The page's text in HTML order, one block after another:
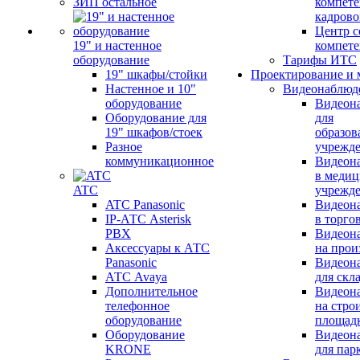
19" и настенное
оборудование
19" шкафы/стойки
Настенное и 10"
оборудование
Оборудование для
19" шкафов/стоек
Разное
коммуникационное
ATC
ATC Panasonic
IP-АТС Asterisk
PBX
Аксессуары к АТС
Panasonic
АТС Avaya
Дополнительное
телефонное
оборудование
Оборудование
KRONE
Центр
Тарифы ИТС
Проектирование и
для
в
в
на
для
на
для